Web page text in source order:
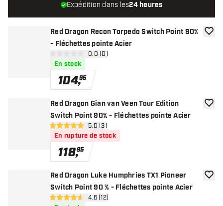
Red Dragon Recon Torpedo Switch Point 90%
- Fléchettes pointe Acier
ouvrir le panneau des avis
0 étoiles de notation
0.0 (0)
En stock
104,95
Red Dragon Gian van Veen Tour Edition
Switch Point 90% - Fléchettes pointe Acier
ouvrir le panneau des avis
5 étoiles de notation
5.0 (3)
En rupture de stock
118,95
Red Dragon Luke Humphries TX1 Pioneer
Switch Point 90 % - Fléchettes pointe Acier
ouvrir le panneau des avis
4.6 étoiles de notation
4.6 (12)
Expédition dans les24 heures